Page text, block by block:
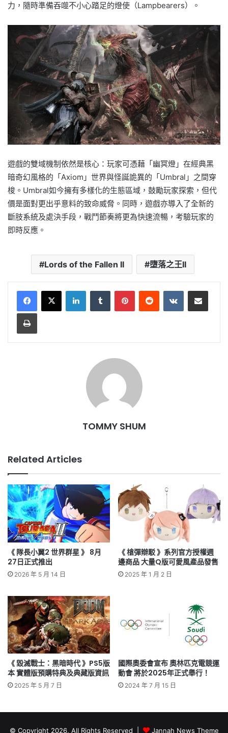
力，隨時準備吞噬不小心踏足的燈使（Lampbearers）。
遊戲的雙域機制依然是核心：玩家可憑藉「幽冥燈」在經典黑
暗奇幻風格的「Axiom」世界與怪誕詭異的「Umbral」之間穿
梭。Umbral如今擁有多樣化的生態區域，鼓勵玩家探索，但代
價是面對更出乎意料的致命威脅。同時，遊戲亦導入了全新的
斷肢系統及處決手段，戰鬥節奏將更為快速流暢，考驗玩家的
即時反應。
Lords of the Fallen II 墮落之王II
LinkedInTumblr PinterestReddit VKontakteShare via Email
Print
TOMMY SHUM
Related Articles
《 隊長小翼2 世界群星 》 8月
27日正式推出
2026 年 5 月 14 日
《 槍彈辯駁 》系列官方授權週
邊商品 大量Q版可愛風產品發售
2025 年 1 月 2 日
《 毀滅戰士：黑暗時代 》PS5版
本 實體版預購特典及典藏版資訊
2025 年 5 月 7 日
國際奧委會宣布 奧林匹克電競運
動會 將於2025年正式舉行！
2024 年 7 月 15 日
© Copyright 2026, All Rights Reserved | Jannah News Theme